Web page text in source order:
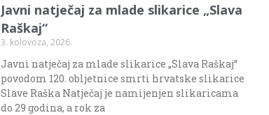
Javni natječaj za mlade slikarice „Slava
Raškaj“
3. kolovoza, 2026.
Javni natječaj za mlade slikarice „Slava Raškaj“
povodom 120. obljetnice smrti hrvatske slikarice
Slave Raška Natječaj je namijenjen slikaricama
do 29 godina, a rok za